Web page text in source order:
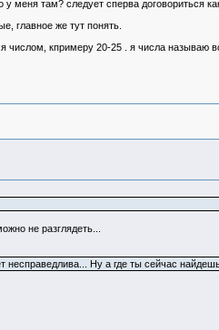
меня там? следует сперва договориться
главное же тут понять.
числом, кпримеру 20-25 . я числа называю
не разглядеть...
Ну а где ты сейчас